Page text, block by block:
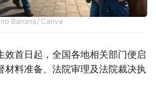
Banana/ Canva
效首日起，全国各地相关部门便启
材料准备、法院审理及法院裁决执